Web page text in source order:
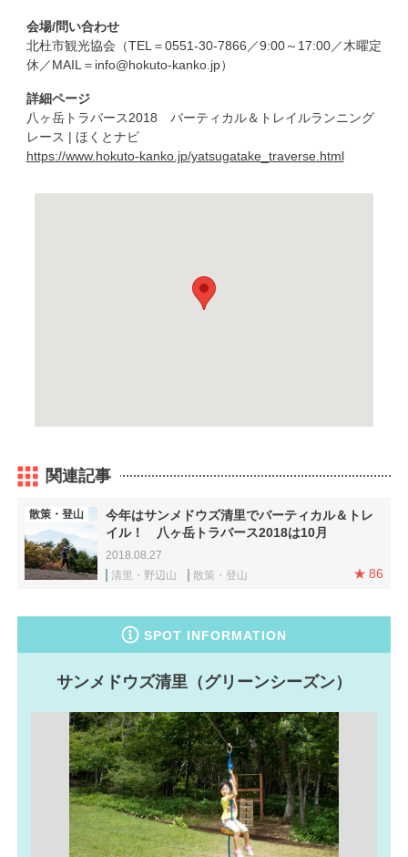
会場/問い合わせ
北杜市観光協会（TEL＝0551-30-7866／9:00～17:00／木曜定
休／MAIL＝info@hokuto-kanko.jp）
詳細ページ
八ヶ岳トラバース2018 バーティカル＆トレイルランニング
レース | ほくとナビ
https://www.hokuto-kanko.jp/yatsugatake_traverse.html
関連記事
散策・登山
今年はサンメドウズ清里でバーティカル＆トレ
イル！ 八ヶ岳トラバース2018は10月
2018.08.27
清里・野辺山
散策・登山 86
SPOT INFORMATION
サンメドウズ清里（グリーンシーズン）